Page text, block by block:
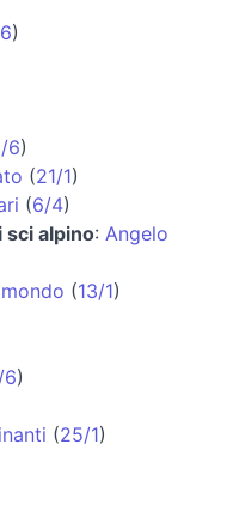
)
6)
(21/1)
(6/4)
sci alpino: Angelo
(13/1)
6)
(25/1)